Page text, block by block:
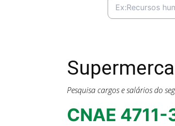
Pesquisa cargos e salários do
CNAE